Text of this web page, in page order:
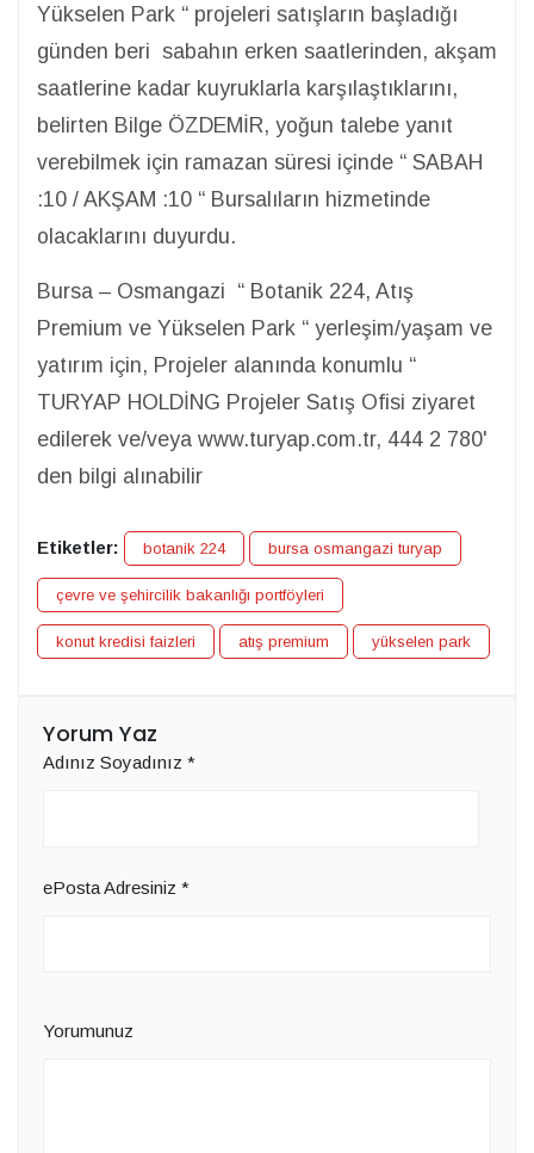
Yükselen Park “ projeleri satışların başladığı
günden beri sabahın erken saatlerinden, akşam
saatlerine kadar kuyruklarla karşılaştıklarını,
belirten Bilge ÖZDEMİR, yoğun talebe yanıt
verebilmek için ramazan süresi içinde “ SABAH
:10 / AKŞAM :10 “ Bursalıların hizmetinde
olacaklarını duyurdu.
Bursa – Osmangazi “ Botanik 224, Atış
Premium ve Yükselen Park “ yerleşim/yaşam ve
yatırım için, Projeler alanında konumlu “
TURYAP HOLDİNG Projeler Satış Ofisi ziyaret
edilerek ve/veya www.turyap.com.tr, 444 2 780'
den bilgi alınabilir
Etiketler: botanik 224 bursa osmangazi turyap
çevre ve şehircilik bakanlığı portföyleri
konut kredisi faizleri atış premium yükselen park
Yorum Yaz
Adınız Soyadınız *
ePosta Adresiniz *
Yorumunuz